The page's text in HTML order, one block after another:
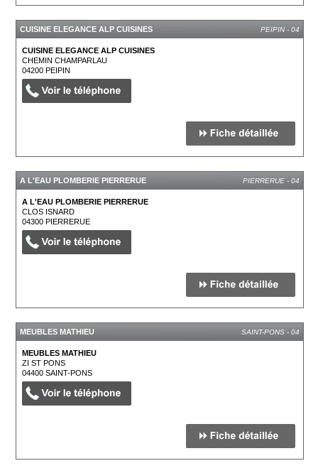
CUISINE ELEGANCE ALP CUISINES PEIPIN - 04
CUISINE ELEGANCE ALP CUISINES
CHEMIN CHAMPARLAU
04200PEIPIN
A L'EAU PLOMBERIE PIERRERUE PIERRERUE - 04
A L'EAU PLOMBERIE PIERRERUE
CLOS ISNARD
04300PIERRERUE
MEUBLES MATHIEU SAINT-PONS - 04
MEUBLES MATHIEU
ZI ST PONS
04400SAINT-PONS